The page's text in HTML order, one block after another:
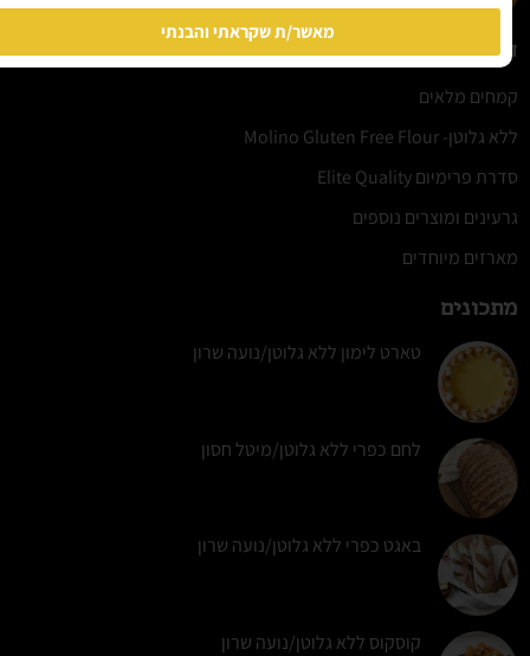
המוצרים שלנו
קמחים מלאים
ללא גלוטן- Molino Gluten Free Flour
סדרת פרימיום Elite Quality
גרעינים ומוצרים נוספים
מארזים מיוחדים
מתכונים
טארט לימון ללא גלוטן/נועה שרון
לחם כפרי ללא גלוטן/מיטל חסון
באגט כפרי ללא גלוטן/נועה שרון
קוסקוס ללא גלוטן/נועה שרון
מאשר/ת שקראתי והבנתי